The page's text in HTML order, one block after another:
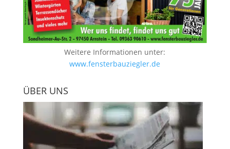
Weitere Informationen unter:
www.fensterbauziegler.de
ÜBER UNS